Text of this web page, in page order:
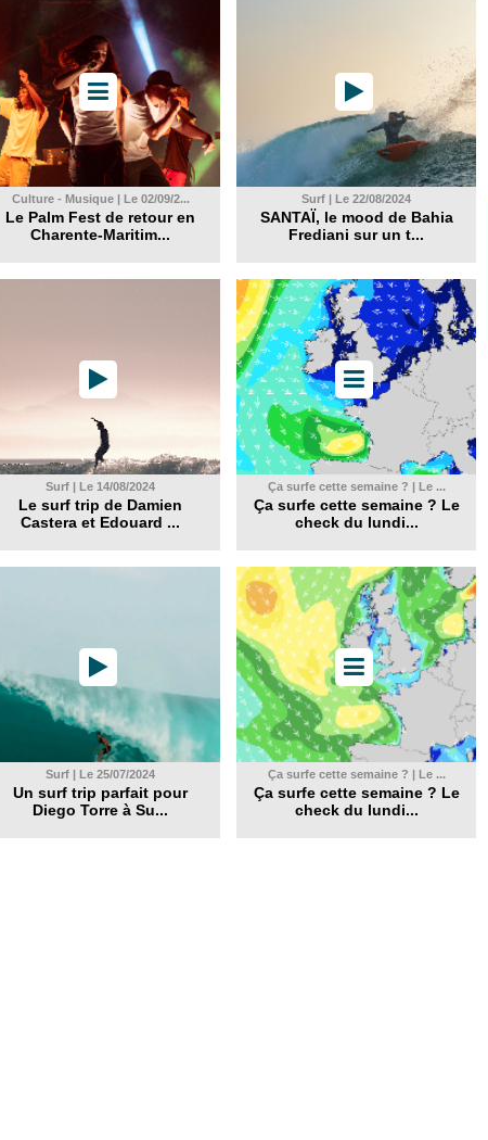
Culture - Musique | Le 02/09/2...
Le Palm Fest de retour en
Charente-Maritim...
Surf | Le 22/08/2024
SANTAÏ, le mood de Bahia
Frediani sur un t...
Surf | Le 14/08/2024
Le surf trip de Damien
Castera et Edouard ...
Ça surfe cette semaine ? | Le ...
Ça surfe cette semaine ? Le
check du lundi...
Surf | Le 25/07/2024
Un surf trip parfait pour
Diego Torre à Su...
Ça surfe cette semaine ? | Le ...
Ça surfe cette semaine ? Le
check du lundi...